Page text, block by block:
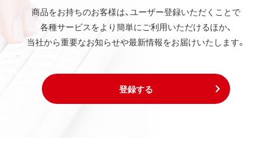
商品をお持ちのお客様は、ユーザー登録いただくことで
各種サービスをより簡単にご利用いただけるほか、
当社から重要なお知らせや最新情報をお届けいたします。
登録する